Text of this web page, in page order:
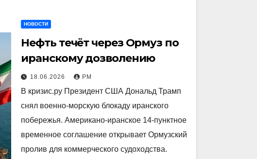
НОВОСТИ
Нефть течёт через Ормуз по
иранскому дозволению
18.06.2026 РМ
В кризис.ру Президент США Дональд Трамп
снял военно-морскую блокаду иранского
побережья. Американо-иранское 14-пунктное
временное соглашение открывает Ормузский
пролив для коммерческого судоходства.